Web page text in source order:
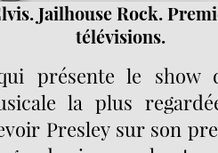
Jailhouse Rock.
télévisions.
présente le show
la plus
Presley sur son